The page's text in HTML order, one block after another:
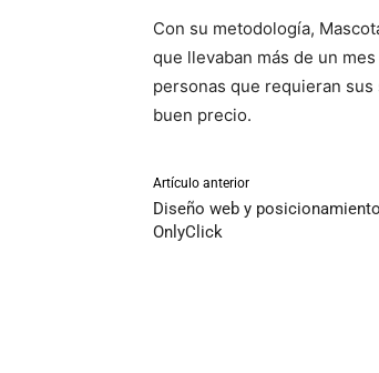
Con su metodología,
que llevaban más de un
personas que requieran
buen precio.
Artículo anterior
Diseño web y
OnlyClick